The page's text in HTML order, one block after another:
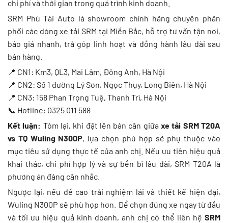
chi phí và thời gian trong quá trình kinh doanh.
SRM Phú Tài Auto là showroom chính hãng chuyên phân
phối các dòng xe tải SRM tại Miền Bắc, hỗ trợ tư vấn tận nơi,
báo giá nhanh, trả góp linh hoạt và đồng hành lâu dài sau
bán hàng.
📍 CN1: Km3, QL3, Mai Lâm, Đông Anh, Hà Nội
📍 CN2: Số 1 đường Lý Sơn, Ngọc Thụy, Long Biên, Hà Nội
📍 CN3: 158 Phan Trọng Tuệ, Thanh Trì, Hà Nội
📞 Hotline: 0325 011 588
Kết luận: Tóm lại, khi đặt lên bàn cân giữaxe tải SRM T20A
vs TQ Wuling N300P, lựa chọn phù hợp sẽ phụ thuộc vào
mục tiêu sử dụng thực tế của anh chị. Nếu ưu tiên hiệu quả
khai thác, chi phí hợp lý và sự bền bỉ lâu dài, SRM T20A là
phương án đáng cân nhắc.
Ngược lại, nếu đề cao trải nghiệm lái và thiết kế hiện đại,
Wuling N300P sẽ phù hợp hơn. Để chọn đúng xe ngay từ đầu
và tối ưu hiệu quả kinh doanh, anh chị có thể liên hệ SRM